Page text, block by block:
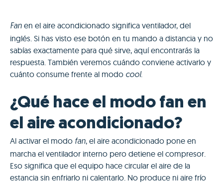
Fan en el aire acondicionado significa ventilador, del
inglés. Si has visto ese botón en tu mando a distancia y no
sabías exactamente para qué sirve, aquí encontrarás la
respuesta. También veremos cuándo conviene activarlo y
cuánto consume frente al modo cool.
¿Qué hace el modo fan en
el aire acondicionado?
Al activar el modo fan, el aire acondicionado pone en
marcha el ventilador interno pero detiene el compresor.
Eso significa que el equipo hace circular el aire de la
estancia sin enfriarlo ni calentarlo. No produce ni aire frío